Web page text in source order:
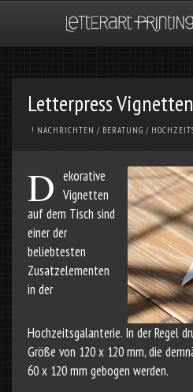
Letterpress
! NACHRICHTEN / BERATUNG /
D ekorative
Vignetten
auf dem Tisch sind
einer der
beliebtesten
Zusatzelementen
in der
Hochzeitsgalanterie. In der Regel
Größe von 120 x 120 mm, die
60 x 120 mm gebogen werden.